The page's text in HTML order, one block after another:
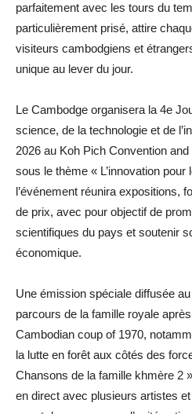
parfaitement avec les tours du
particulièrement prisé, attire
visiteurs cambodgiens et
unique au lever du jour.
Le Cambodge organisera la 4e
science, de la technologie et de
2026 au Koh Pich Convention
sous le thème « L’innovation
l’événement réunira expositions,
de prix, avec pour objectif de
scientifiques du pays et soutenir
économique.
Une émission spéciale diffusée
parcours de la famille royale
Cambodian coup of 1970,
la lutte en forêt aux côtés des
Chansons de la famille khmère 2
en direct avec plusieurs artistes